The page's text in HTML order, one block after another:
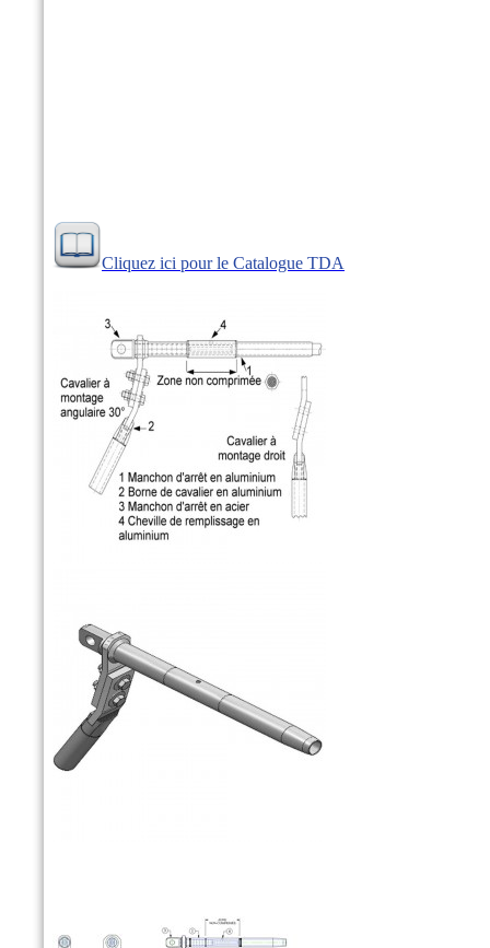
Cliquez ici pour le Catalogue TDA